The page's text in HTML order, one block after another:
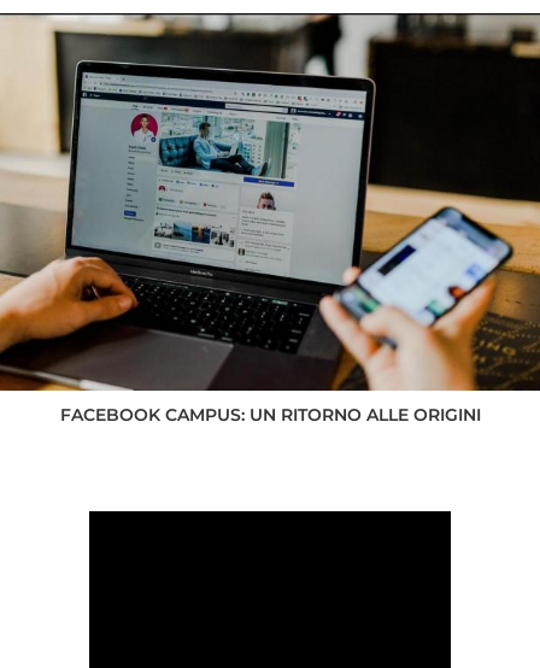
FACEBOOK CAMPUS: UN RITORNO ALLE ORIGINI